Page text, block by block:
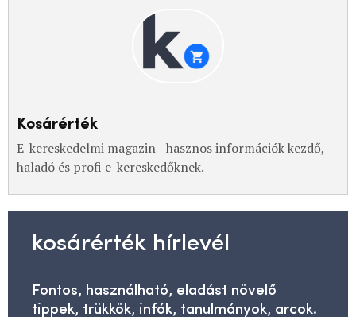
Kosárérték
E-kereskedelmi magazin - hasznos információk kezdő,
haladó és profi e-kereskedőknek.
kosárérték hírlevél
Fontos, használható, eladást növelő
tippek, trükkök, infók, tanulmányok, arcok.